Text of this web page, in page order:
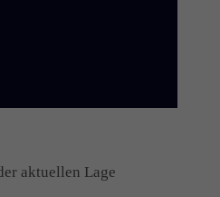
aktuellen Lage